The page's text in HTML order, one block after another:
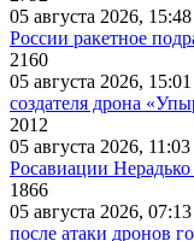
05 августа 2026, 15:48
России ракетное
2160
05 августа 2026, 15:01
создателя дрона
2012
05 августа 2026, 11:03
Росавиации
1866
05 августа 2026, 07:13
после атаки дронов